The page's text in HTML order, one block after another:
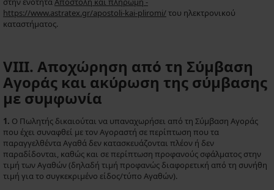
https://www.astratex.gr/apostoli-kai-pliromi/του ηλεκτρονικού
καταστήματος.
VIII. Αποχώρηση από τη Σύμβαση
Αγοράς και ακύρωση της σύμβασης
με συμφωνία
1. Ο Πωλητής δικαιούται να υπαναχωρήσει από τη Σύμβαση Αγοράς
που έχει συναφθεί με τον Αγοραστή σε περίπτωση που τα
παραγγελθέντα Αγαθά δεν κατασκευάζονται πλέον ή δεν
παραδίδονται, καθώς και σε περίπτωση προφανούς σφάλματος στην
τιμή των Αγαθών (δηλαδή τιμή προφανώς διαφορετική από τη συνήθη
τιμή για το συγκεκριμένο είδος/τύπο Αγαθών).